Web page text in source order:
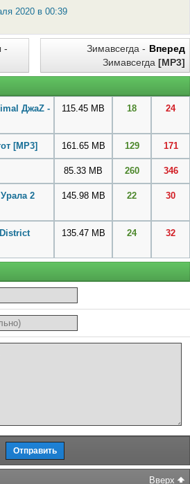
2020 в 00:39
-
Вперед
Зимавсегда -
Зимавсегда [MP3]
ДжаZ -
115.45 MB 18 24
[MP3] 161.65 MB 129 171
85.33 MB 260 346
2
145.98 MB 22 30
135.47 MB 24 32
Вверх